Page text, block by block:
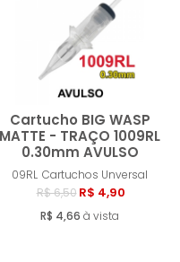
Cartucho BIG WASP
MATTE - TRAÇO 1009RL
0.30mm AVULSO
09RL Cartuchos Unversal
R$ 6,50 R$ 4,90
R$ 4,66 à vista